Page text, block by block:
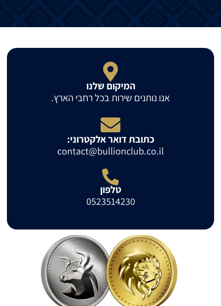
המיקום שלנו
אנו נותנים שירות בכל רחבי הארץ.
כתובת דואר אלקטרוני:
contact@bullionclub.co.il
טלפון
0523514230